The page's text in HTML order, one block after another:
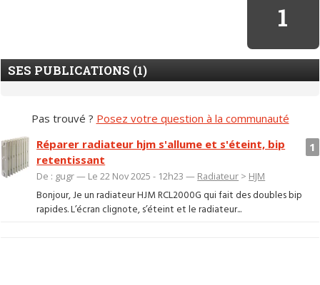
1
SES PUBLICATIONS (1)
Pas trouvé ? Posez votre question à la communauté
1
Réparer radiateur hjm s'allume et s'éteint, bip
retentissant
De : gugr — Le 22 Nov 2025 - 12h23 — Radiateur > HJM
Bonjour, Je un radiateur HJM RCL2000G qui fait des doubles bip
rapides. L’écran clignote, s’éteint et le radiateur...